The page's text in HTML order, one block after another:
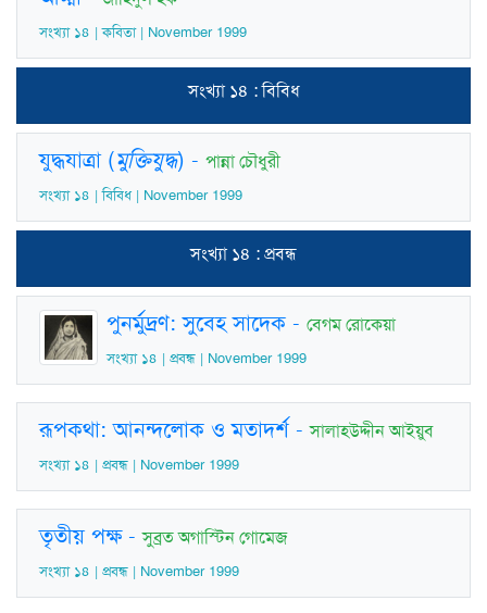
সংখ্যা ১৪ | কবিতা | November 1999
সংখ্যা ১৪ : বিবিধ
যুদ্ধযাত্রা (মুক্তিযুদ্ধ) - পান্না চৌধুরী
সংখ্যা ১৪ | বিবিধ | November 1999
সংখ্যা ১৪ : প্রবন্ধ
পুনর্মুদ্রণ: সুবেহ সাদেক - বেগম রোকেয়া
সংখ্যা ১৪ | প্রবন্ধ | November 1999
রূপকথা: আনন্দলোক ও মতাদর্শ -সালাহউদ্দীন আইয়ুব
সংখ্যা ১৪ | প্রবন্ধ | November 1999
তৃতীয় পক্ষ-সুব্রত অগাস্টিন গোমেজ
সংখ্যা ১৪ | প্রবন্ধ | November 1999